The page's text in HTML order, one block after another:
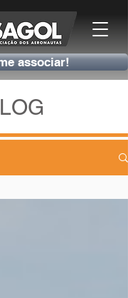
associar!